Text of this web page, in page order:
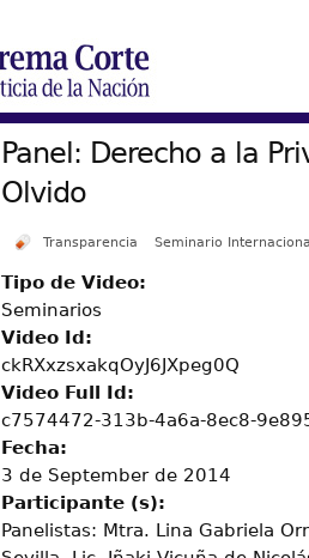
Panel: Derecho a la
Olvido
Transparencia Seminario
Tipo de Video:
Seminarios
Video Id:
ckRXxzsxakqOyJ6JXpeg0Q
Video Full Id:
c7574472-313b-4a6a-8ec8-
Fecha:
3 de September de 2014
Participante (s):
Panelistas: Mtra. Lina Gabriela